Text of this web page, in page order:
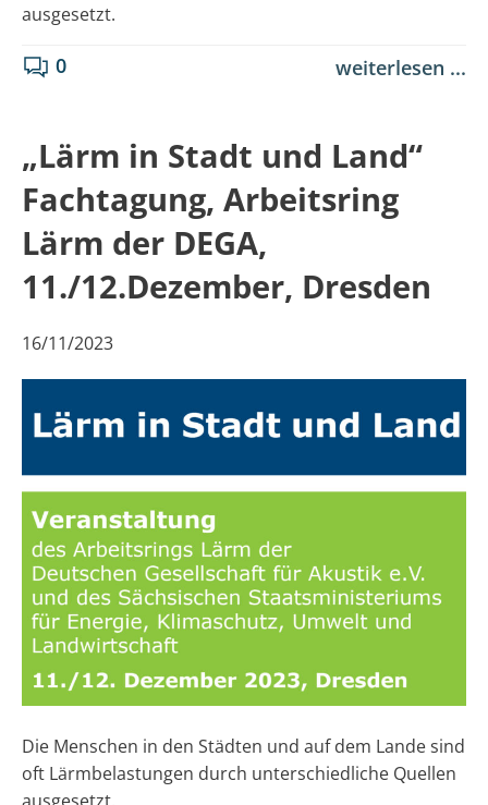
ausgesetzt.
0 weiterlesen ...
„Lärm in Stadt und Land“
Fachtagung, Arbeitsring
Lärm der DEGA,
11./12.Dezember, Dresden
16/11/2023
Die Menschen in den Städten und auf dem Lande sind
oft Lärmbelastungen durch unterschiedliche Quellen